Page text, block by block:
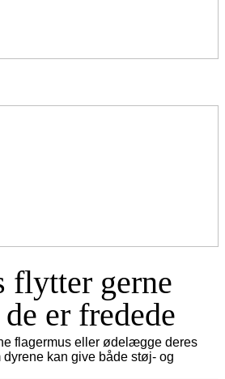
flytter gerne
er fredede
flagermus eller ødelægge deres
kan give både støj- og